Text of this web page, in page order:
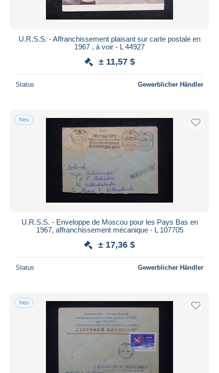
U.R.S.S. - Affranchissement plaisant sur carte postale en
1967 , à voir - L 44927
± 11,57 $
Status Gewerblicher Händler
Neu
U.R.S.S. - Enveloppe de Moscou pour les Pays Bas en
1967, affranchissement mécanique - L 107705
± 17,36 $
Status Gewerblicher Händler
Neu